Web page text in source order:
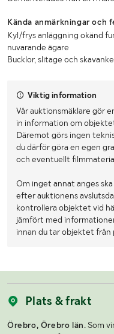
Kända anmärkningar och
Kyl/frys anläggning okänd
nuvarande ägare
Bucklor, slitage och
Viktig information
Vår auktionsmäklare gör
in information om
Däremot görs ingen
du därför göra en egen
och eventuellt
Om inget annat anges
efter auktionens
kontrollera objektet vid
jämfört med
innan du tar objektet från
Plats & frakt
Örebro, Örebro län. Som